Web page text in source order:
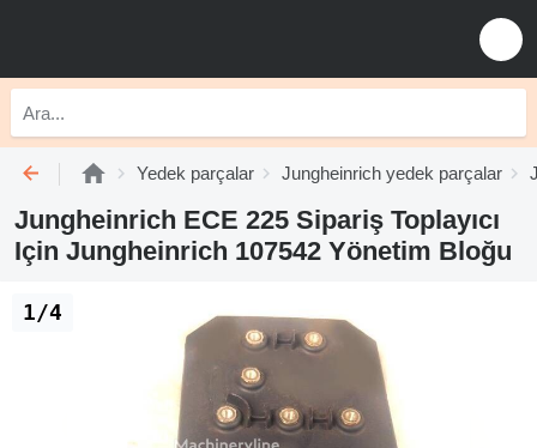
Yedek parçalar Jungheinrich yedek parçalar
Jungheinrich ECE 225 Sipariş Toplayıcı
Için Jungheinrich 107542 Yönetim Bloğu
1/4